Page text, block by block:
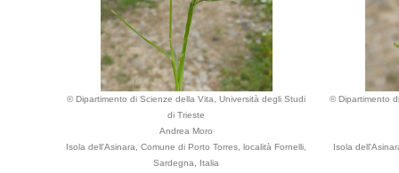
© Dipartimento di Scienze della Vita, Università degli Studi
di Trieste
Andrea Moro
Isola dell'Asinara, Comune di Porto Torres, località Fornelli,
Sardegna, Italia
© Dipartimento
Isola